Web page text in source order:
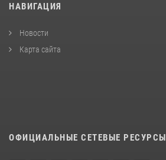
НАВИГАЦИЯ
Новости
Карта сайта
ОФИЦИАЛЬНЫЕ СЕТЕВЫЕ РЕСУРСЫ